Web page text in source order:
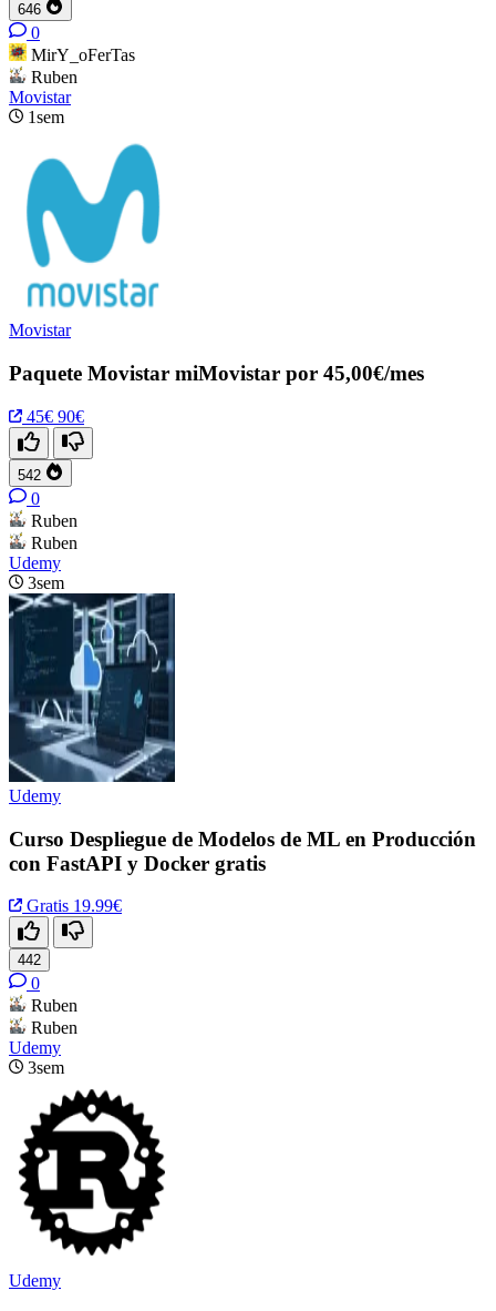
646
0
MirY_oFerTas
Ruben
Movistar
1sem
Movistar
Paquete Movistar miMovistar por 45,00€/mes
45€ 90€
542
0
Ruben
Ruben
Udemy
3sem
Udemy
Curso Despliegue de Modelos de ML en Producción
con FastAPI y Docker gratis
Gratis 19.99€
442
0
Ruben
Ruben
Udemy
3sem
Udemy